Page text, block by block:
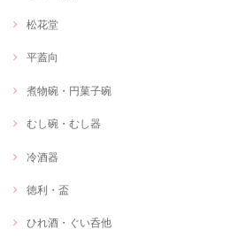
松花堂
平蓋向
煮物碗・円菓子碗
むし碗・むし器
冷酒器
徳利・盃
ひれ酒・ぐい呑他